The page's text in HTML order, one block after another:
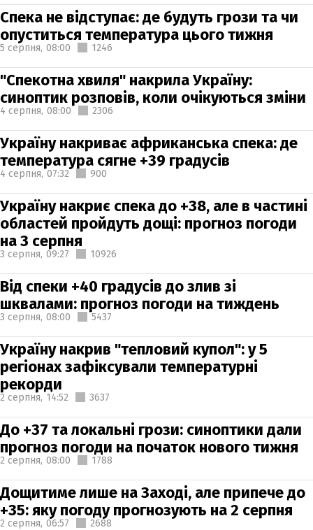
Спека не відступає: де будуть грози та чи
опуститься температура цього тижня
5 серпня, 08:00 1246
"Спекотна хвиля" накрила Україну:
синоптик розповів, коли очікуються зміни
4 серпня, 08:00 2306
Україну накриває африканська спека: де
температура сягне +39 градусів
4 серпня, 07:32 900
Україну накриє спека до +38, але в частині
областей пройдуть дощі: прогноз погоди
на 3 серпня
3 серпня, 09:27 10926
Від спеки +40 градусів до злив зі
шквалами: прогноз погоди на тиждень
3 серпня, 08:00 5437
Україну накрив "тепловий купол": у 5
регіонах зафіксували температурні
рекорди
2 серпня, 14:52 3637
До +37 та локальні грози: синоптики дали
прогноз погоди на початок нового тижня
2 серпня, 08:00 1788
Дощитиме лише на Заході, але припече до
+35: яку погоду прогнозують на 2 серпня
2 серпня, 06:57 2688